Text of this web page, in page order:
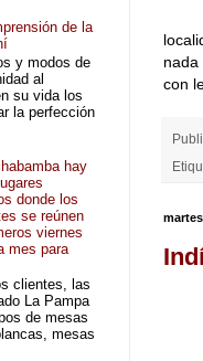
nada
con
de la
y modos de
al
su vida los
la perfección
hay
donde los
se reúnen
viernes
mes para
clientes, las
La Pampa
de mesas
mesas